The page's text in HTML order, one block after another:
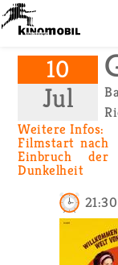
10
Jul
Wei­te­re Infos:
Film­start nach
Ein­bruch der
Dun­kel­heit
21:30